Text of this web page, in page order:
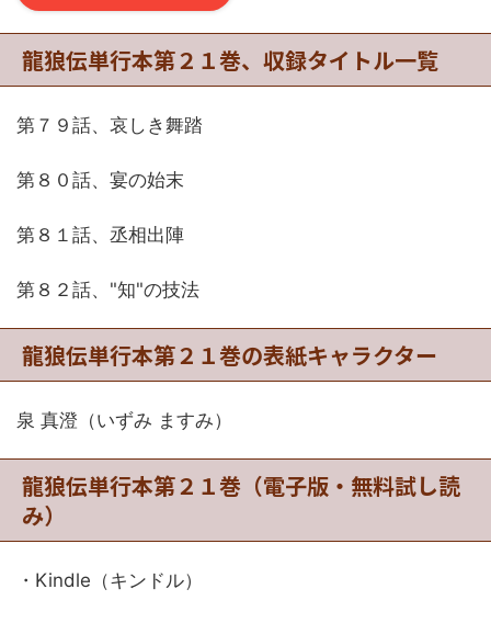
龍狼伝単行本第２１巻、収録タイトル一覧
第７９話、哀しき舞踏
第８０話、宴の始末
第８１話、丞相出陣
第８２話、"知"の技法
龍狼伝単行本第２１巻の表紙キャラクター
泉 真澄（いずみ ますみ）
龍狼伝単行本第２１巻（電子版・無料試し読
み）
・Kindle（キンドル）